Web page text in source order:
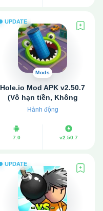
UPDATE
Mods
Hole.io Mod APK v2.50.7
(Vô hạn tiền, Không
quảng cáo)
Hành động
7.0 v2.50.7
UPDATE